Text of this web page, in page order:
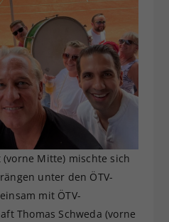
Mitte) mischte sich
unter den ÖTV-
mit ÖTV-
Thomas Schweda (vorne